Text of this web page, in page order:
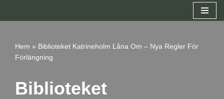
innehåll
Hem » Biblioteket Katrineholm Låna Om – Nya Regler För
Förlängning
Biblioteket